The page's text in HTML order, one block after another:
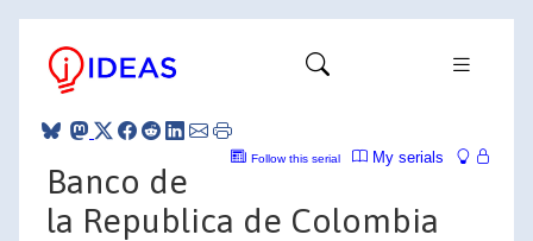
My serials
Follow this serial
Banco de
la Republica de Colombia